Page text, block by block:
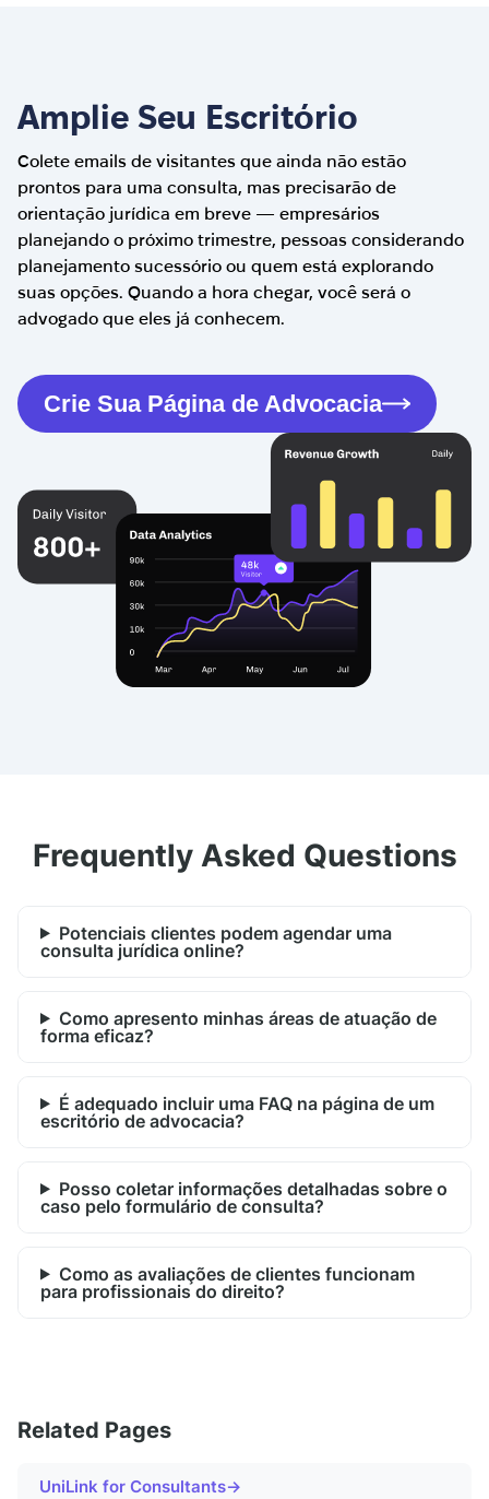
Amplie Seu Escritório
Colete emails de visitantes que ainda não estão
prontos para uma consulta, mas precisarão de
orientação jurídica em breve — empresários
planejando o próximo trimestre, pessoas considerando
planejamento sucessório ou quem está explorando
suas opções. Quando a hora chegar, você será o
advogado que eles já conhecem.
Crie Sua Página de Advocacia
Frequently Asked Questions
Potenciais clientes podem agendar uma
consulta jurídica online?
Como apresento minhas áreas de atuação de
forma eficaz?
É adequado incluir uma FAQ na página de um
escritório de advocacia?
Posso coletar informações detalhadas sobre o
caso pelo formulário de consulta?
Como as avaliações de clientes funcionam
para profissionais do direito?
Related Pages
UniLink for Consultants→